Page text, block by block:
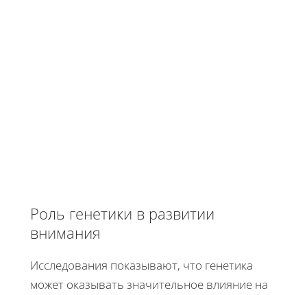
Роль генетики в развитии
внимания
Исследования показывают, что генетика
может оказывать значительное влияние на